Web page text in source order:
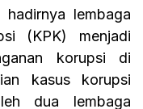
lembaga
(KPK) menjadi
korupsi di
kasus korupsi
dua lembaga